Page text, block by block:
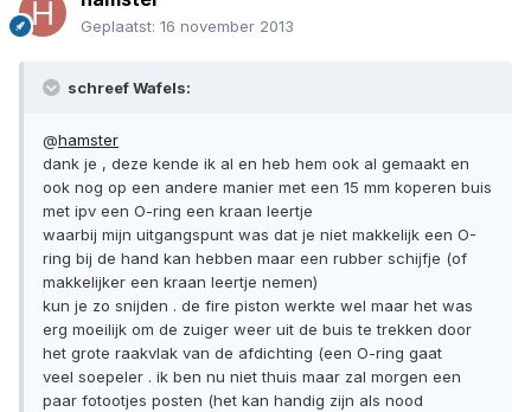
Geplaatst: 16 november 2013
schreef Wafels:
@hamster
dank je , deze kende ik al en heb hem ook al gemaakt en
ook nog op een andere manier met een 15 mm koperen buis
met ipv een O-ring een kraan leertje
waarbij mijn uitgangspunt was dat je niet makkelijk een O-
ring bij de hand kan hebben maar een rubber schijfje (of
makkelijker een kraan leertje nemen)
kun je zo snijden . de fire piston werkte wel maar het was
erg moeilijk om de zuiger weer uit de buis te trekken door
het grote raakvlak van de afdichting (een O-ring gaat
veel soepeler . ik ben nu niet thuis maar zal morgen een
paar fotootjes posten (het kan handig zijn als nood